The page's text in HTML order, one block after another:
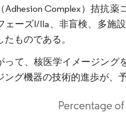
Adhesion Complex）拮抗
ェーズI/IIa、非盲検、多施
たものである。
って、核医学イメージング
ング機器の技術的進歩が、